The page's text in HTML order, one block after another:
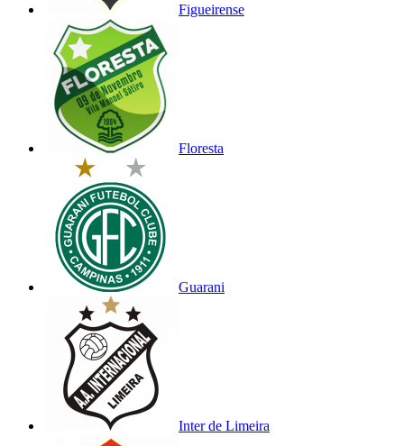
Figueirense
Floresta
Guarani
Inter de Limeira